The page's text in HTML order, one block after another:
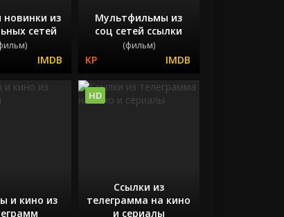
из
сетей
Мультфильмы из
соц сетей ссылки
(фильм)
и кино из
Ссылки из
телеграмма на кино
и сериалы
HD